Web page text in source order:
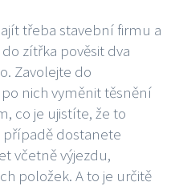
třeba stavební firmu a
zítřka pověsit dva
Zavolejte do
nich vyměnit těsnění
co je ujistíte, že to
dostanete
včetně výjezdu,
položek. A to je určitě